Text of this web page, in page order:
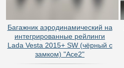
Багажник аэродинамический на
интегрированные рейлинги
Lada Vesta 2015+ SW (чёрный с
замком) "Ace2"